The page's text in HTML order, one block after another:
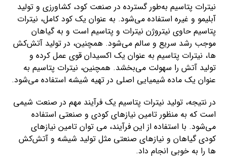
نیترات پتاسیم به‌طور گسترده در صنعت کود، کشاورزی و تولید
آبلیمو و غیره استفاده می‌شود. به عنوان یک کود کامل، نیترات
پتاسیم حاوی نیتروژن نیترات و پتاسیم است و به گیاهان
موجب رشد سریع و سالم می‌شود. همچنین، در تولید آتش‌کش
ها، نیترات پتاسیم به عنوان یک اکسیدان قوی عمل کرده و
تولید آتش را سهولت می‌بخشد. همچنین، نیترات پتاسیم به
عنوان یک ماده شیمیایی اصلی در تهیه شیشه استفاده می‌شود.
در نتیجه، تولید نیترات پتاسیم یک فرآیند مهم در صنعت شیمی
است که به منظور تامین نیازهای کودی و صنعتی استفاده
می‌شود. با استفاده از این فرآیند، می توان تامین نیازهای
کودی گیاهان و نیازهای صنعتی مثل تولید شیشه و آتش‌کش
ها را به خوبی انجام داد.